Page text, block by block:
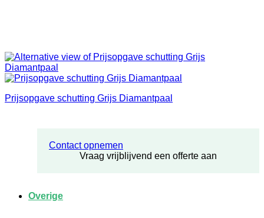
Contact opnemen
Vraag vrijblijvend een offerte aan
Overige
Prijsopgave schutting Grijs Diamantpaal